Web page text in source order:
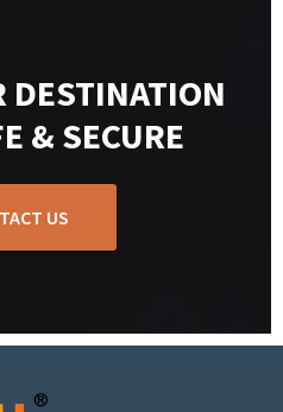
DESTINATION
& SECURE
US